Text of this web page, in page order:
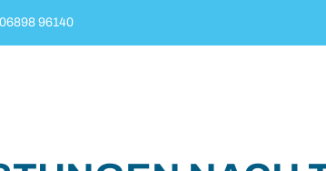
06898 96140